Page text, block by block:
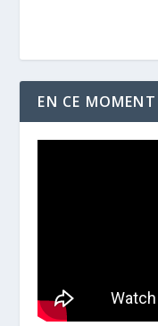
EN CE